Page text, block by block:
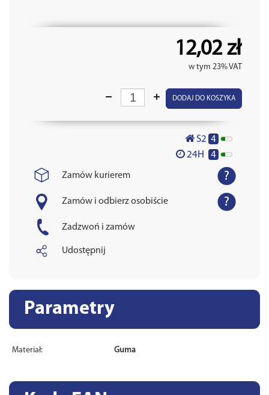
12,02 zł
w tym 23% VAT
DODAJ DO KOSZYKA
S2 4
24H 4
Zamów kurierem
Zamów i odbierz osobiście
Zadzwoń i zamów
Udostępnij
Parametry
Materiał: Guma